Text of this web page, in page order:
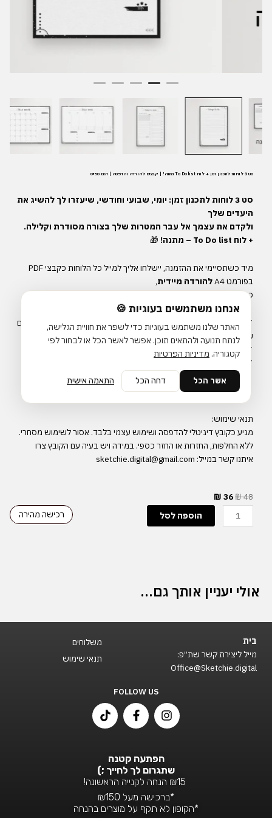
סט 3 לוחות לתכנון זמן + לוח To Do list מתנה! | קבצים להורדה והדפסה | דגם ספייס
סט לוחות לתכנון זמן: יומי, שבועי וחודשי, שיעזרו לך להשיג את
היעדים שלך
ולקדם את עצמך אל עבר המטרות שלך בצורה מסודרת וקלילה.
+ לוח מתנה!
🎁
מיד כשתסיימי את ההזמנה, יישלחו אליךלמייל כל הלוחות כקבצי
בפורמט
להורדה מיידית,
ככה
✔ תוכלילהשתמש בהםמעכשיוועדלנצח,ולהדפיס לעצמך כמה
פעמים
שתרצי
✔
מתאים להדפסהבמדפסתביתית
✔
תנאי שימוש:
מגיע כקובץדיגיטלילהדפסה ושימוש עצמיבלבד. אסורלשימוש מסחרי.
ללא החלפות, החזרות או החזר כספי. במידה וישבעיה עם הקובץ צרו
איתנוקשרבמייל: sketchie.digital@gmail.com
₪48
המחיר
המקורי
₪ 36
הנוכחי
רכישה מהירה
כמות
של
זמן
Do
list
מתנה!
הוספה לסל
אולי יעניין אותך גם…
בית
מייל ליצירת קשר שת״פ:
Office@Sketchie.digital
משלוחים
תנאי שימוש
FOLLOW US
I
n
s
a
g
r
a
m
F
a
c
b
o
o
k
-
f
T
i
k
k הפתעה קטנה
שתגרום לך לחייך ;)
*ברכישה מעל ₪150
*הקופון לא תקף על מוצרים בהנחה
אנחנו משתמשים בעוגיות 🍪
האתר שלנו משתמש בעוגיות כדי לשפר את חוויית הגלישה,
לנתח תנועה ולהתאים תוכן. אפשר לאשר הכל או לבחור לפי
קטגוריה. מדיניות הפרטיות
אשר הכל דחה הכל התאמה אישית